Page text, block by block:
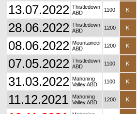
13.07.2022 Thistledown
ABD
1100 K:
28.06.2022 Thistledown
ABD
1200 K:
08.06.2022 Mountaineer
ABD
1200 K:
07.05.2022 Thistledown
ABD
1100 K:
31.03.2022 Mahoning
Valley ABD
1100 K:
11.12.2021
Mahoning
Valley ABD
1200 K: